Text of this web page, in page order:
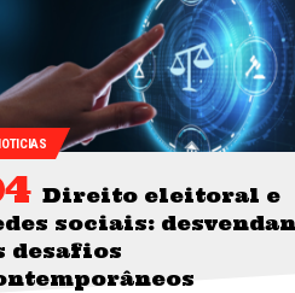
Direito eleitoral e
sociais:
desafios